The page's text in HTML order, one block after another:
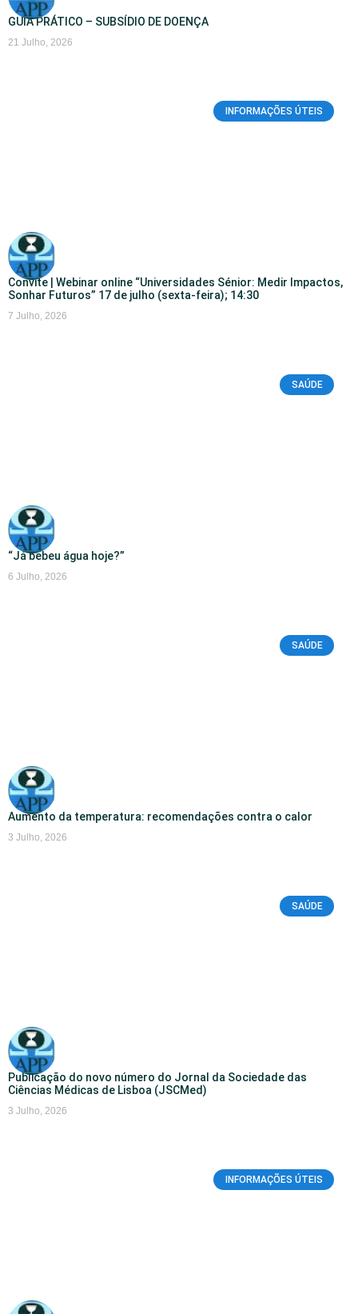
GUIA PRÁTICO – SUBSÍDIO DE DOENÇA
21 Julho, 2026
INFORMAÇÕES ÚTEIS
Convite | Webinar online “Universidades Sénior: Medir Impactos,
Sonhar Futuros” 17 de julho (sexta-feira); 14:30
7 Julho, 2026
SAÚDE
“Já bebeu água hoje?”
6 Julho, 2026
SAÚDE
Aumento da temperatura: recomendações contra o calor
3 Julho, 2026
SAÚDE
Publicação do novo número do Jornal da Sociedade das
Ciências Médicas de Lisboa (JSCMed)
3 Julho, 2026
INFORMAÇÕES ÚTEIS